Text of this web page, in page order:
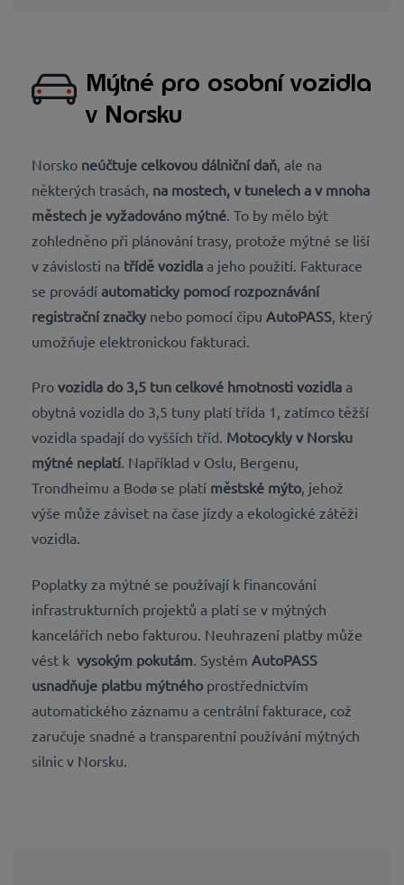
Mýtné pro osobní vozidla
v Norsku
Norsko neúčtuje celkovou dálniční daň , ale na
některých trasách na mostech, v tunelech a v mnoha
městech je vyžadováno mýtné . To by mělo být
zohledněno při plánování trasy, protože mýtné se liší
v závislosti na třídě vozidla a jeho použití. Fakturace
se provádí automaticky pomocí rozpoznávání
registrační značky nebo pomocí čipu AutoPASS , který
umožňuje elektronickou fakturaci.
Pro vozidla do 3,5 tun celkové hmotnosti vozidla a
obytná vozidla do 3,5 tuny platí třída 1, zatímco těžší
vozidla spadají do vyšších tříd. Motocykly v Norsku
mýtné neplatí. Například v Oslu, Bergenu,
Trondheimu a Bodø se platí městské mýto, jehož
výše může záviset na čase jízdy a ekologické zátěži
vozidla.
Poplatky za mýtné se používají k financování
infrastrukturních projektů a platí se v mýtných
kancelářích nebo fakturou. Neuhrazení platby může
vést k vysokým pokutám . Systém AutoPASS
usnadňuje platbu mýtného prostřednictvím
automatického záznamu a centrální fakturace, což
zaručuje snadné a transparentní používání mýtných
silnic v Norsku.